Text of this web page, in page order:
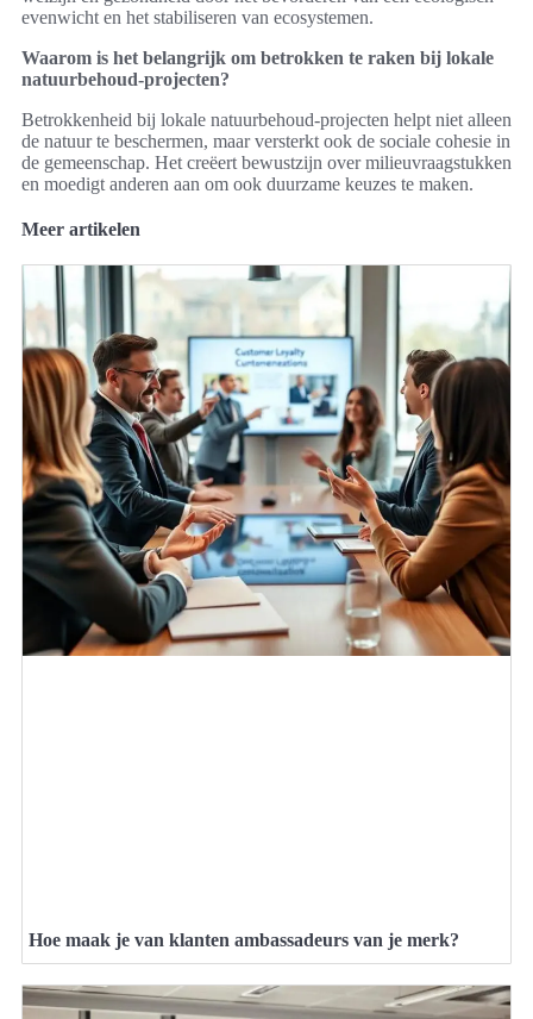
evenwicht en het stabiliseren van ecosystemen.
Waarom is het belangrijk om betrokken te raken bij lokale
natuurbehoud-projecten?
Betrokkenheid bij lokale natuurbehoud-projecten helpt niet alleen
de natuur te beschermen, maar versterkt ook de sociale cohesie in
de gemeenschap. Het creëert bewustzijn over milieuvraagstukken
en moedigt anderen aan om ook duurzame keuzes te maken.
Meer artikelen
Hoe maak je van klanten ambassadeurs van je merk?